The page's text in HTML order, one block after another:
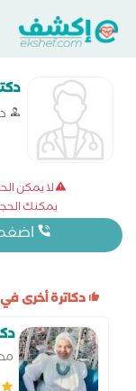
لا يمكن
يمكنك
دكاترة أخرى